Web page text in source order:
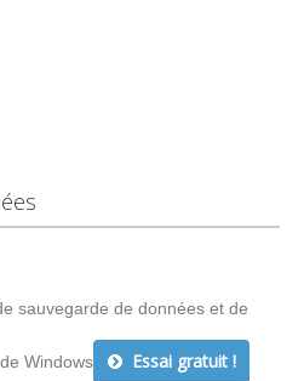
sauvegarde de données et de
Windows Essai gratuit !